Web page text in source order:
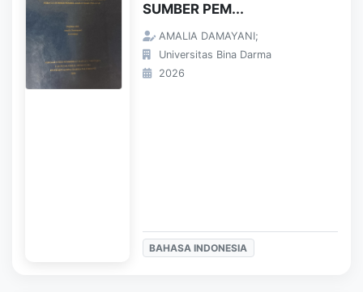
SUMBER PEM...
AMALIA DAMAYANI;
Universitas Bina Darma
2026
BAHASA INDONESIA